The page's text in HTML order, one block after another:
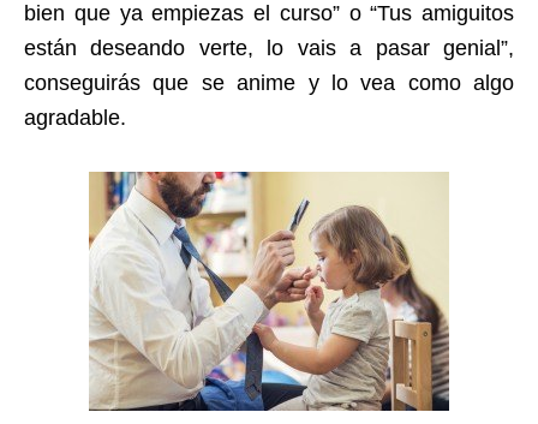
bien que ya empiezas el curso” o “Tus amiguitos
están deseando verte, lo vais a pasar genial”,
conseguirás que se anime y lo vea como algo
agradable.